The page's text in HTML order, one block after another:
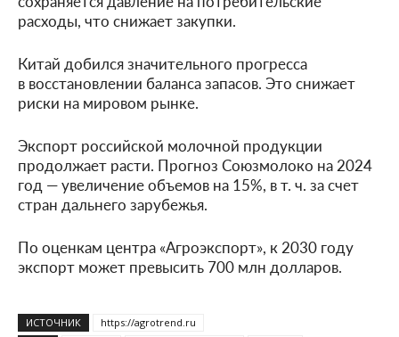
расходы, что снижает закупки.
Китай добился значительного прогресса
в восстановлении баланса запасов. Это снижает
риски на мировом рынке.
Экспорт российской молочной продукции
продолжает расти. Прогноз Союзмолоко на 2024
год — увеличение объемов на 15%, в т. ч. за счет
стран дальнего зарубежья.
По оценкам центра «Агроэкспорт», к 2030 году
экспорт может превысить 700 млн долларов.
ИСТОЧНИК
https://agrotrend.ru